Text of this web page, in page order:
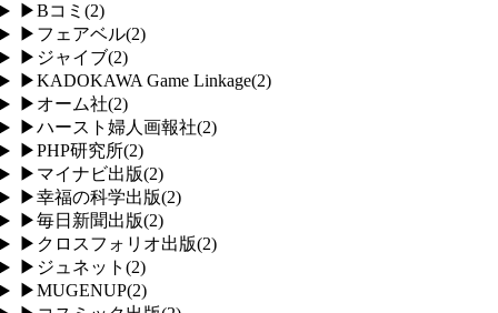
▶Bコミ (2)
▶ フェアベル(2)
▶ ジャイブ(2)
▶KADOKAWA Game Linkage(2)
▶ オーム社(2)
▶ハースト婦人画報社(2)
▶PHP研究所(2)
▶ マイナビ出版(2)
▶幸福の科学出版(2)
▶毎日新聞出版(2)
▶ クロスフォリオ出版(2)
▶ ジュネット (2)
▶MUGENUP(2)